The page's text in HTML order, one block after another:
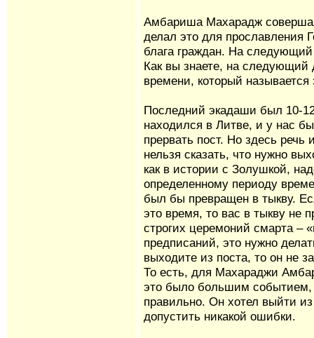
Амбариша Махарадж
делал это для прославления
блага граждан. На
Как вы знаете, на
времени, который
Последний экадаши был 10-
находился в Литве, и у нас
прервать пост. Но здесь речь
нельзя сказать, что нужно
как в истории с Золушкой,
определенному периоду
был бы превращен в тыкву.
это время, то вас в тыкву не
строгих церемоний смарта –
предписаний, это нужно
выходите из поста, то он не
То есть, для Махараджи
это было большим событием,
правильно. Он хотел выйти
допустить никакой ошибки.